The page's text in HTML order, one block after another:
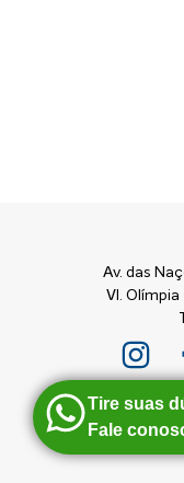
Av. das
Vl.
Tire suas
Fale